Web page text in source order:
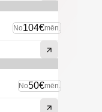
No104€mēn.
No50€mēn.